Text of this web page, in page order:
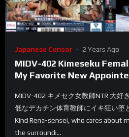
Japanese Censor 2 Years Ago
MIDV-402 Kimeseku
My Favorite New
And Depressed Erection
MIDV-402 キメセク女教師NTR 大好
低なデカチン体育教師にイキ狂い堕
Kind Rena-sensei, who cares about
the surroundi...